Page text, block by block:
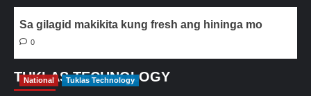
Sa gilagid makikita kung fresh ang hininga mo
0
TUKLAS TECHNOLOGY
National Tuklas Technology